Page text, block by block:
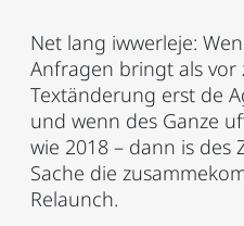
Net lang iwwerleje:
Anfragen bringt als vor
Textänderung erst de
und wenn des Ganze
wie 2018 – dann is des
Sache die
Relaunch.